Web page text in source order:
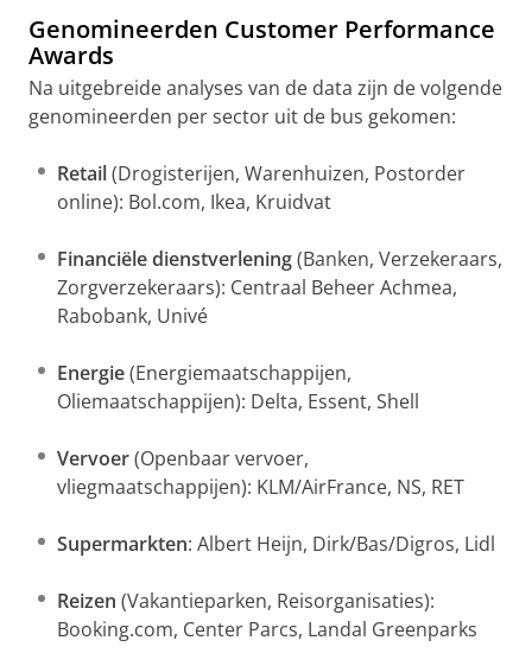
Genomineerden Customer Performance
Awards
Na uitgebreide analyses van de data zijn de volgende
genomineerden per sector uit de bus gekomen:
Retail(Drogisterijen, Warenhuizen, Postorder
online): Bol.com, Ikea, Kruidvat
Financiële dienstverlening(Banken, Verzekeraars,
Zorgverzekeraars): Centraal Beheer Achmea,
Rabobank, Univé
Energie(Energiemaatschappijen,
Oliemaatschappijen): Delta, Essent, Shell
Vervoer(Openbaar vervoer,
vliegmaatschappijen): KLM/AirFrance, NS, RET
Supermarkten: Albert Heijn, Dirk/Bas/Digros, Lidl
Reizen (Vakantieparken, Reisorganisaties):
Booking.com, Center Parcs, Landal Greenparks